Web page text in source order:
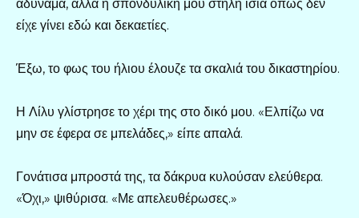
αδύναμα, αλλά η σπονδυλική μου στήλη ίσια όπως δεν
είχε γίνει εδώ και δεκαετίες.
Έξω, το φως του ήλιου έλουζε τα σκαλιά του δικαστηρίου.
Η Λίλυ γλίστρησε το χέρι της στο δικό μου. «Ελπίζω να
μην σε έφερα σε μπελάδες,» είπε απαλά.
Γονάτισα μπροστά της, τα δάκρυα κυλούσαν ελεύθερα.
«Όχι,» ψιθύρισα. «Με απελευθέρωσες.»